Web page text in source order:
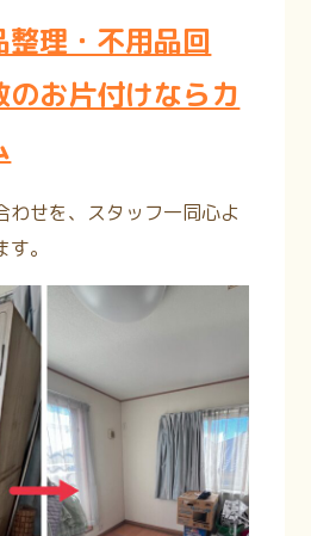
整理・不用品回
お片付けならカ
わせを、スタッフ一同心よ
。